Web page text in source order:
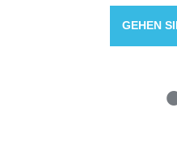
GEHEN